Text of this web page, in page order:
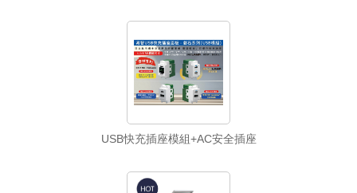
USB快充插座模組+AC安全插座